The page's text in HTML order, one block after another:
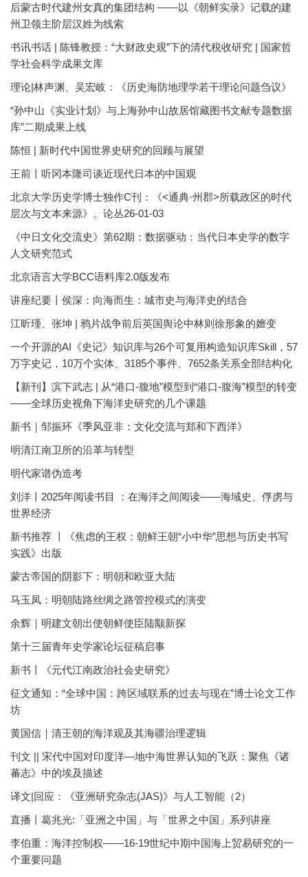
后蒙古时代建州女真的集团结构 ——以《朝鲜实录》记载的建
州卫领主阶层汉姓为线索
书讯书话 | 陈锋教授：“大财政史观”下的清代税收研究 | 国家哲
学社会科学成果文库
理论|林声渊、吴宏岐：《历史海防地理学若干理论问题刍议》
“孙中山《实业计划》与上海孙中山故居馆藏图书文献专题数据
库”二期成果上线
陈恒 | 新时代中国世界史研究的回顾与展望
王前丨听冈本隆司谈近现代日本的中国观
北京大学历史学博士独作C刊：《<通典·州郡>所载政区的时代
层次与文本来源》。论丛26-01-03
《中日文化交流史》第62期：数据驱动：当代日本史学的数字
人文研究范式
北京语言大学BCC语料库2.0版发布
讲座纪要丨侯深：向海而生：城市史与海洋史的结合
江昕瑾、张坤 | 鸦片战争前后英国舆论中林则徐形象的嬗变
一个开源的AI《史记》知识库与26个可复用构造知识库Skill，57
万字史记，10万个实体、3185个事件、7652条关系全部结构化
【新刊】滨下武志 | 从“港口-腹地”模型到“港口-腹海”模型的转变
——全球历史视角下海洋史研究的几个课题
新书｜邹振环《季风亚非：文化交流与郑和下西洋》
明清江南卫所的沿革与转型
明代家谱伪造考
刘洋丨2025年阅读书目 ：在海洋之间阅读——海域史、俘虏与
世界经济
新书推荐 丨《焦虑的王权：朝鲜王朝“小中华”思想与历史书写
实践》出版
蒙古帝国的阴影下：明朝和欧亚大陆
马玉凤：明朝陆路丝绸之路管控模式的演变
余辉｜明建文朝出使朝鲜使臣陆颙新探
第十三届青年史学家论坛征稿启事
新书丨《元代江南政治社会史研究》
征文通知：“全球中国：跨区域联系的过去与现在”博士论文工作
坊
黄国信｜清王朝的海洋观及其海疆治理逻辑
刊文 || 宋代中国对印度洋—地中海世界认知的飞跃：聚焦《诸
蕃志》中的埃及描述
译文|回应：《亚洲研究杂志(JAS)》与人工智能（2）
直播丨葛兆光:「亚洲之中国」与「世界之中国」系列讲座
李伯重：海洋控制权——16-19世纪中期中国海上贸易研究的一
个重要问题